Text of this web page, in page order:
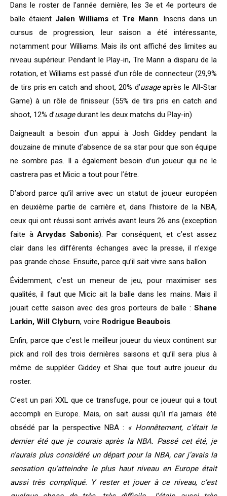
Dans le roster de l’année dernière, les 3e et 4e porteurs de
balle étaient Jalen Williams et Tre Mann. Inscris dans un
cursus de progression, leur saison a été intéressante,
notamment pour Williams. Mais ils ont affiché des limites au
niveau supérieur. Pendant le Play-in, Tre Mann a disparu de la
rotation, et Williams est passé d’un rôle de connecteur (29,9%
de tirs pris en catch and shoot, 20% d’usageaprès le All-Star
Game) à un rôle de finisseur (55% de tirs pris en catch and
shoot, 12% d’usagedurant les deux matchs du Play-in)
Daigneault a besoin d’un appui à Josh Giddey pendant la
douzaine de minute d’absence de sa star pour que son équipe
ne sombre pas. Il a également besoin d’un joueur qui ne le
castrera pas et Micic a tout pour l’être.
D’abord parce qu’il arrive avec un statut de joueur européen
en deuxième partie de carrière et, dans l’histoire de la NBA,
ceux qui ont réussi sont arrivés avant leurs 26 ans (exception
faite à Arvydas Sabonis). Par conséquent, et c’est assez
clair dans les différents échanges avec la presse, il n’exige
pas grande chose. Ensuite, parce qu’il sait vivre sans ballon.
Évidemment, c’est un meneur de jeu, pour maximiser ses
qualités, il faut que Micic ait la balle dans les mains. Mais il
jouait cette saison avec des gros porteurs de balle : Shane
Larkin, Will Clyburn, voire Rodrigue Beaubois.
Enfin, parce que c’est le meilleur joueur du vieux continent sur
pick and roll des trois dernières saisons et qu’il sera plus à
même de suppléer Giddey et Shai que tout autre joueur du
roster.
C’est un pari XXL que ce transfuge, pour ce joueur qui a tout
accompli en Europe. Mais, on sait aussi qu’il n’a jamais été
obsédé par la perspective NBA : « Honnêtement, c’était le
dernier été que je courais après la NBA. Passé cet été, je
n’aurais plus considéré un départ pour la NBA, car j’avais la
sensation qu’atteindre le plus haut niveau en Europe était
aussi très compliqué. Y rester et jouer à ce niveau, c’est